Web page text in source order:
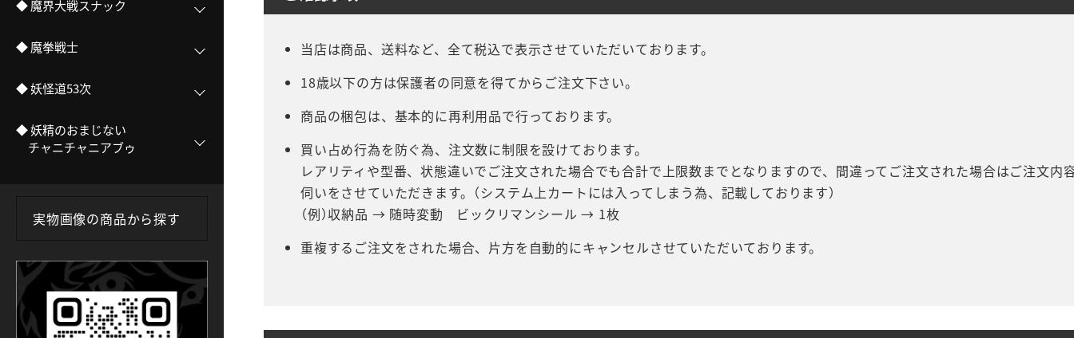
当店は商品、送料など、全て税込で表示させていただいております。
18歳以下の方は保護者の同意を得てからご注文下さい。
商品の梱包は、基本的に再利用品で行っております。
買い占め行為を防ぐ為、注文数に制限を設けております。
レアリティや型番、状態違いでご注文された場合でも合計で上限数までとなりますので、間違ってご注文された場合はご注文内
伺いをさせていただきます。（システム上カートには入ってしまう為、記載しております）
（例）収納品 → 随時変動 ビックリマンシール → 1枚
重複するご注文をされた場合、片方を自動的にキャンセルさせていただいております。
◆ 魔界大戦スナック
◆ 魔拳戦士
◆ 妖怪道53次
◆ 妖精のおまじない
チャニチャニアブゥ
実物画像の商品から探す